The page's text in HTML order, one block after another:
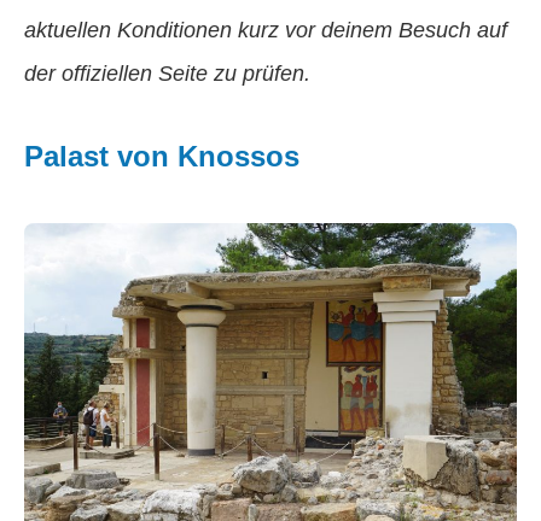
aktuellen Konditionen kurz vor deinem Besuch auf
der offiziellen Seite zu prüfen.
Palast von Knossos